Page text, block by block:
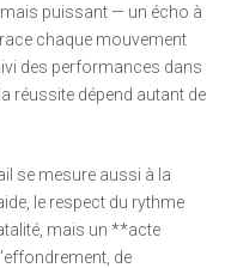
puissant — un écho à
chaque mouvement
des performances dans
réussite dépend autant de
se mesure aussi à la
le respect du rythme
mais un **acte
de